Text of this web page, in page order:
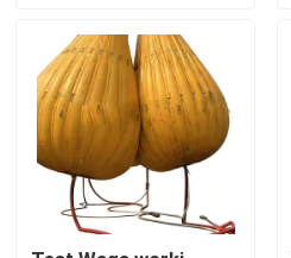
Filmy
O nas
Wycieczka po fabryce